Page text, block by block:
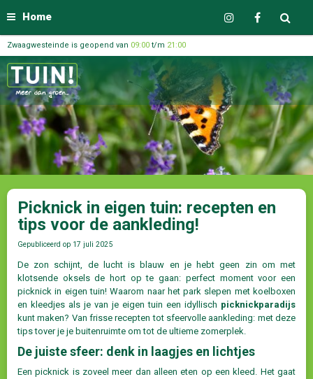
Home
Zwaagwesteinde is geopend van 09:00 t/m 21:00
Picknick in eigen tuin: recepten en
tips voor de aankleding!
Gepubliceerd op 17 juli 2025
De zon schijnt, de lucht is blauw en je hebt geen zin om met
klotsende oksels de hort op te gaan: perfect moment voor een
picknick in eigen tuin! Waarom naar het park slepen met koelboxen
en kleedjes als je van je eigen tuin een idyllisch picknickparadijs
kunt maken? Van frisse recepten tot sfeervolle aankleding: met deze
tips tover je je buitenruimte om tot de ultieme zomerplek.
De juiste sfeer: denk in laagjes en lichtjes
Een picknick is zoveel meer dan alleen eten op een kleed. Het gaat